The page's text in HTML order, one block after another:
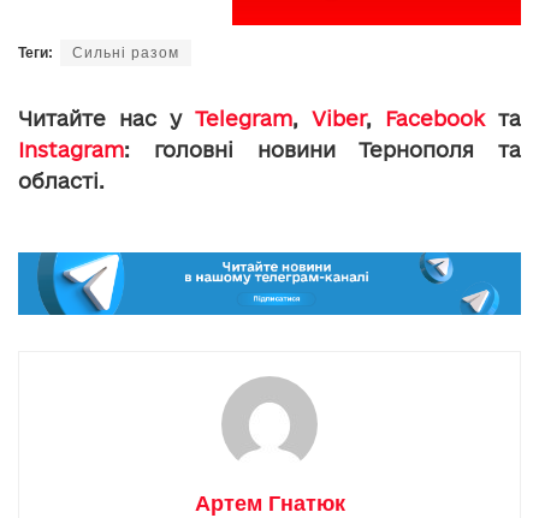
Теги: Сильні разом
Читайте нас у Telegram, Viber, Facebookта
Instagram: головні новини Тернополя та
області.
Артем Гнатюк